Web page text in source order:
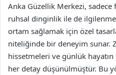
Anka Güzellik Merkezi,
ruhsal dinginlik ile de
ortam sağlamak için özel
niteliğinde bir deneyim sunar.
hissetmeleri ve günlük
her detay düşünülmüştür. Bu